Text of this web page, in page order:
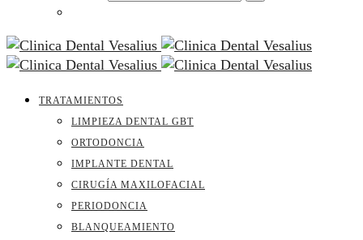
TRATAMIENTOS
LIMPIEZA DENTAL GBT
ORTODONCIA
IMPLANTE DENTAL
CIRUGÍA MAXILOFACIAL
PERIODONCIA
BLANQUEAMIENTO